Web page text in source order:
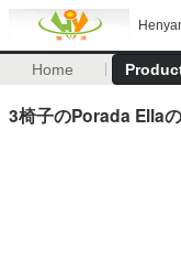
Home
3椅子のPorada Ella